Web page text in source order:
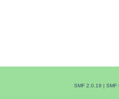
SMF 2.0.19 | SMF